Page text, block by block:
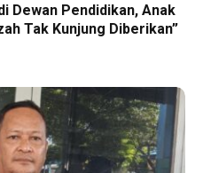
Dewan Pendidikan, Anak
Tak Kunjung Diberikan”